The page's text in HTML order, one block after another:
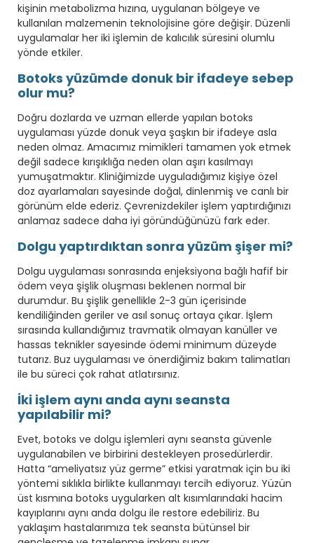
kişinin metabolizma hızına, uygulanan bölgeye ve
kullanılan malzemenin teknolojisine göre değişir. Düzenli
uygulamalar her iki işlemin de kalıcılık süresini olumlu
yönde etkiler.
Botoks yüzümde donuk bir ifadeye sebep
olur mu?
Doğru dozlarda ve uzman ellerde yapılan botoks
uygulaması yüzde donuk veya şaşkın bir ifadeye asla
neden olmaz. Amacımız mimikleri tamamen yok etmek
değil sadece kırışıklığa neden olan aşırı kasılmayı
yumuşatmaktır. Kliniğimizde uyguladığımız kişiye özel
doz ayarlamaları sayesinde doğal, dinlenmiş ve canlı bir
görünüm elde ederiz. Çevrenizdekiler işlem yaptırdığınızı
anlamaz sadece daha iyi göründüğünüzü fark eder.
Dolgu yaptırdıktan sonra yüzüm şişer mi?
Dolgu uygulaması sonrasında enjeksiyona bağlı hafif bir
ödem veya şişlik oluşması beklenen normal bir
durumdur. Bu şişlik genellikle 2-3 gün içerisinde
kendiliğinden geriler ve asıl sonuç ortaya çıkar. İşlem
sırasında kullandığımız travmatik olmayan kanüller ve
hassas teknikler sayesinde ödemi minimum düzeyde
tutarız. Buz uygulaması ve önerdiğimiz bakım talimatları
ile bu süreci çok rahat atlatırsınız.
İki işlem aynı anda aynı seansta
yapılabilir mi?
Evet, botoks ve dolgu işlemleri aynı seansta güvenle
uygulanabilen ve birbirini destekleyen prosedürlerdir.
Hatta “ameliyatsız yüz germe” etkisi yaratmak için bu iki
yöntemi sıklıkla birlikte kullanmayı tercih ediyoruz. Yüzün
üst kısmına botoks uygularken alt kısımlarındaki hacim
kayıplarını aynı anda dolgu ile restore edebiliriz. Bu
yaklaşım hastalarımıza tek seansta bütünsel bir